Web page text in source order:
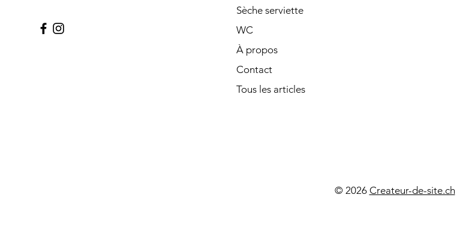
Sèche serviette
WC
À propos
Contact
Tous les articles
© 2026 Createur-de-site.ch